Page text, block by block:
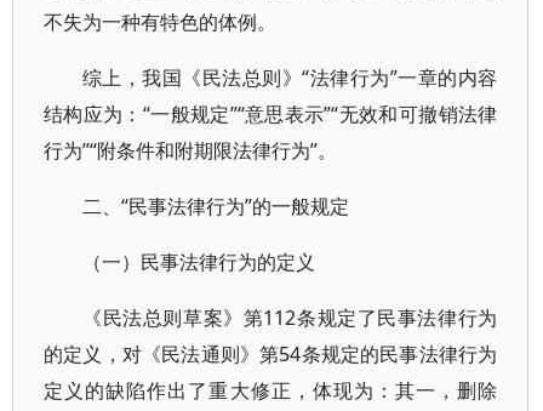
不失为一种有特色的体例。
综上，我国《民法总则》“法律行为”一章的内容
结构应为：“一般规定”“意思表示”“无效和可撤销法律
行为”“附条件和附期限法律行为”。
二、“民事法律行为”的一般规定
（一）民事法律行为的定义
《民法总则草案》第112条规定了民事法律行为
的定义，对《民法通则》第54条规定的民事法律行为
定义的缺陷作出了重大修正，体现为：其一，删除